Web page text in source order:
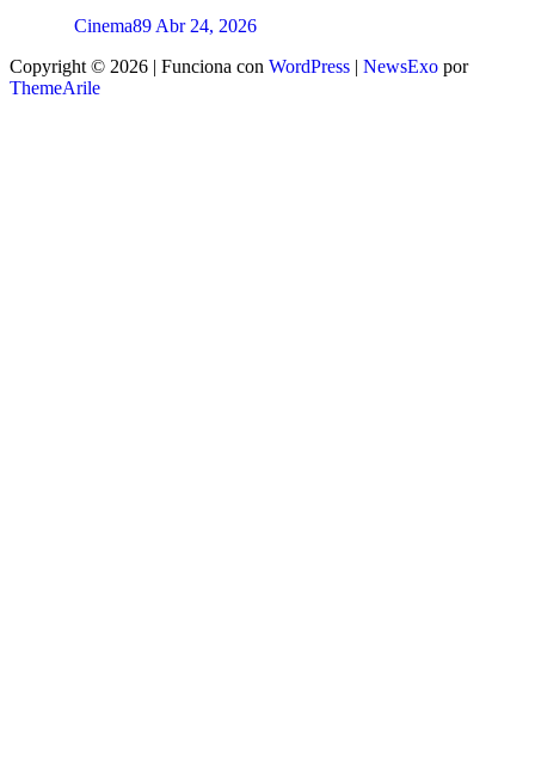
Cinema89 Abr 24, 2026
Copyright © 2026 | Funciona con WordPress | NewsExo por
ThemeArile